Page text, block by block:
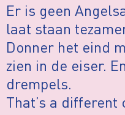
Er is geen
laat staan
Donner het eind
zien in de eiser.
drempels.
That’s a different